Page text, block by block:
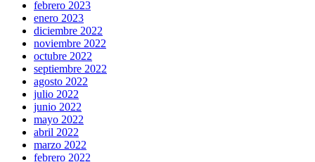
febrero 2023
enero 2023
diciembre 2022
noviembre 2022
octubre 2022
septiembre 2022
agosto 2022
julio 2022
junio 2022
mayo 2022
abril 2022
marzo 2022
febrero 2022